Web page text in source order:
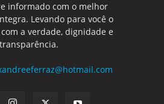
informado com o melhor
Levando para você o
a verdade, dignidade e
transparência.